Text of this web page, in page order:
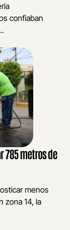
confiaban
785 metros de
menos
zona 14, la